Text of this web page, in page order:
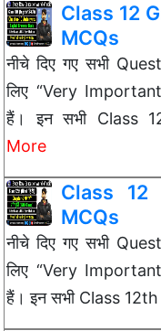
Class 12
MCQs
नीचे दिए गए सभी
लिए “Very Important
हैं। इन सभी Class
More
Class 12
MCQs
नीचे दिए गए सभी
लिए “Very Important
हैं। इन सभी Class